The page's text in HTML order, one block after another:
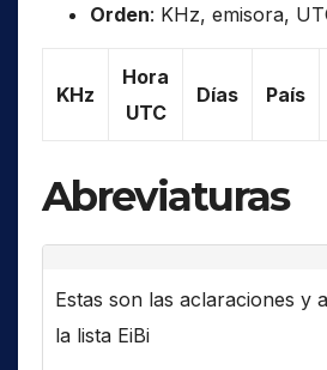
Orden: KHz, emisora,
KHz
Hora
UTC
Días País
Abreviaturas
Estas son las aclaraciones y
la lista EiBi